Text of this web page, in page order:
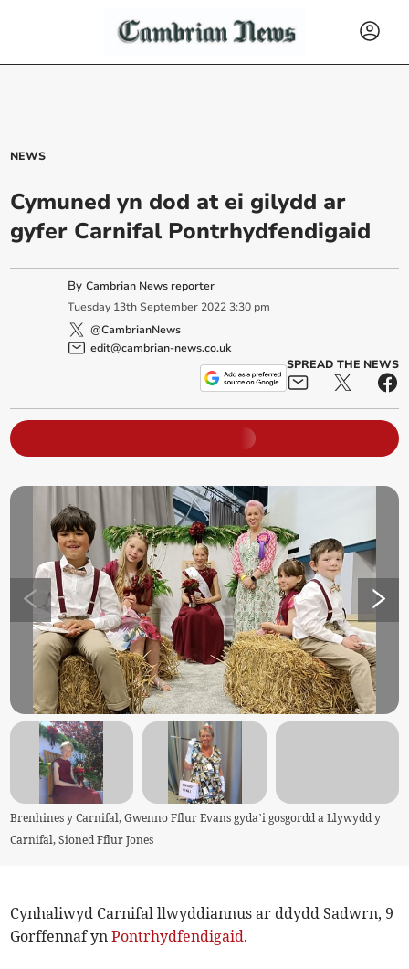
NEWS
Cymuned yn dod at ei gilydd ar
gyfer Carnifal Pontrhydfendigaid
ByCambrian News reporter
Tuesday 13th September 2022 3:30 pm
@CambrianNews
edit@cambrian-news.co.uk
SPREAD THE NEWS
Brenhines y Carnifal, Gwenno Fflur Evans gyda’i gosgordd a Llywydd y
Carnifal, Sioned Fflur Jones
Cynhaliwyd Carnifal llwyddiannus ar ddydd Sadwrn, 9
Gorffennaf ynPontrhydfendigaid.